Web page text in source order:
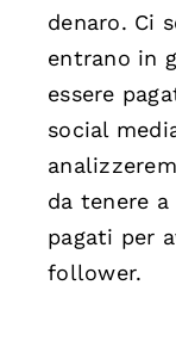
denaro. Ci
entrano in
essere
social
da tenere a
pagati per
follower.